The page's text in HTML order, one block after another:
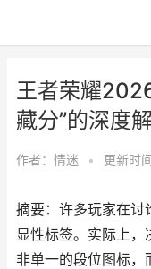
王者荣耀
藏分”的深度
作者： 情迷 • 更新时
摘要：许多玩家在讨
显性标签。实际上
非单一的段位图标，